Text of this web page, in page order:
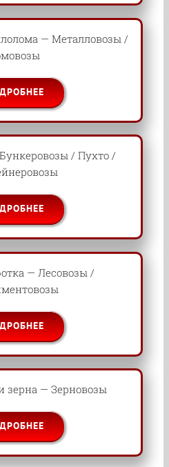
— Металловозы /
/ Пухто /
— Лесовозы /
зерна — Зерновозы